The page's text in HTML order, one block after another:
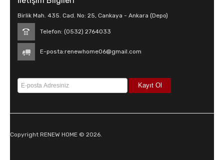
Birlik Mah. 435. Cad. No: 25, Cankaya - Ankara (Depo)
Telefon: (0532) 2764033
E-posta:renewhome06@gmail.com
Copyright RENEW HOME © 2026.